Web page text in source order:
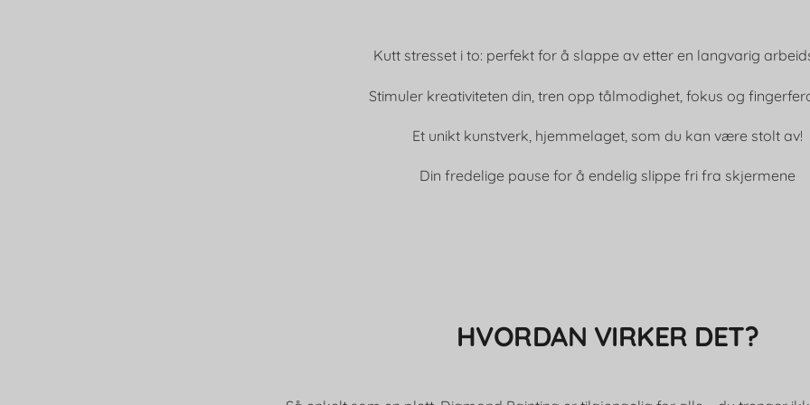
Kutt stresset i to: perfekt for å slappe av etter en langvarig
Stimuler kreativiteten din, tren opp tålmodighet, fokus og
Et unikt kunstverk, hjemmelaget, som du kan være stolt av!
Din fredelige pause for å endelig slippe fri fra skjermene
HVORDAN VIRKER DET?